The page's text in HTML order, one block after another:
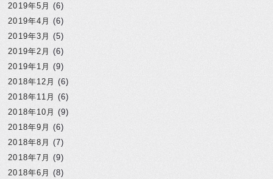
2019年5月 (6)
2019年4月 (6)
2019年3月 (5)
2019年2月 (6)
2019年1月 (9)
2018年12月 (6)
2018年11月 (6)
2018年10月 (9)
2018年9月 (6)
2018年8月 (7)
2018年7月 (9)
2018年6月 (8)